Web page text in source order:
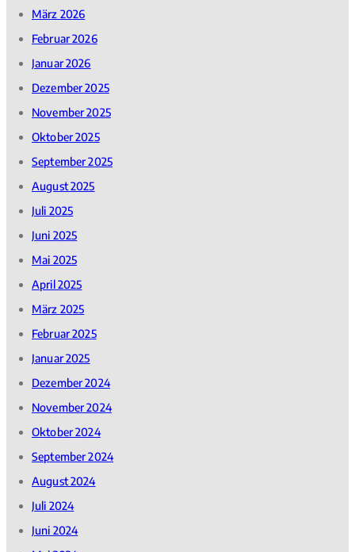
März 2026
Februar 2026
Januar 2026
Dezember 2025
November 2025
Oktober 2025
September 2025
August 2025
Juli 2025
Juni 2025
Mai 2025
April 2025
März 2025
Februar 2025
Januar 2025
Dezember 2024
November 2024
Oktober 2024
September 2024
August 2024
Juli 2024
Juni 2024